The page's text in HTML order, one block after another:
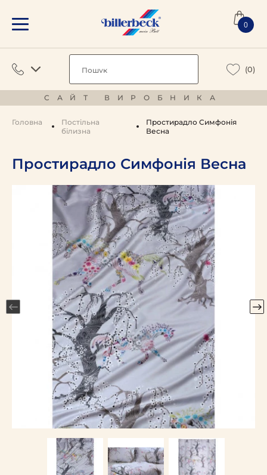
0
(0)
САЙТ ВИРОБНИКА
Головна
Постільна
білизна
Простирадло Симфонія
Весна
Простирадло Симфонія Весна